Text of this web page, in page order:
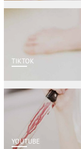
TIKTOK
YOUTUBE